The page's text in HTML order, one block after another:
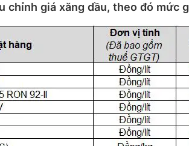
chỉnh giá xăng dầu, theo đó mức